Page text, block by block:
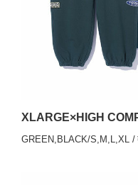
XLARGE×HIGH
GREEN,BLACK/S,M,L,XL /